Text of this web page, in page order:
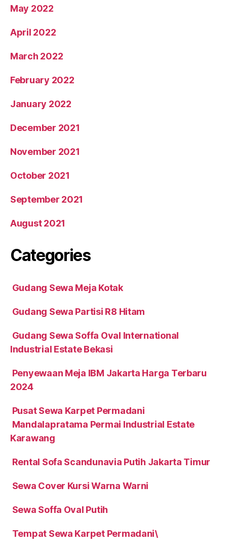
May 2022
April 2022
March 2022
February 2022
January 2022
December 2021
November 2021
October 2021
September 2021
August 2021
Categories
Gudang Sewa Meja Kotak
Gudang Sewa Partisi R8 Hitam
Gudang Sewa Soffa Oval International
Industrial Estate Bekasi
Penyewaan Meja IBM Jakarta Harga Terbaru
2024
Pusat Sewa Karpet Permadani
Mandalapratama Permai Industrial Estate
Karawang
Rental Sofa Scandunavia Putih Jakarta Timur
Sewa Cover Kursi Warna Warni
Sewa Soffa Oval Putih
Tempat Sewa Karpet Permadani\